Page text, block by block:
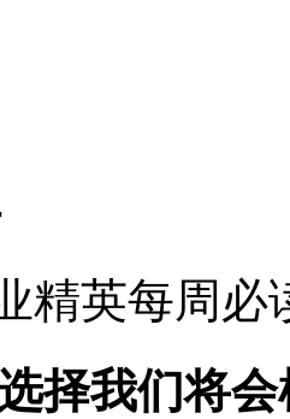
精英每周
择我们将